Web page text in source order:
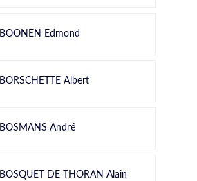
BOONEN Edmond
BORSCHETTE Albert
BOSMANS André
BOSQUET DE THORAN Alain